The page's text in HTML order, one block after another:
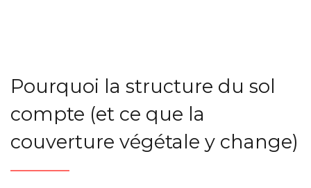
Pourquoi la structure du sol
compte (et ce que la
couverture végétale y change)